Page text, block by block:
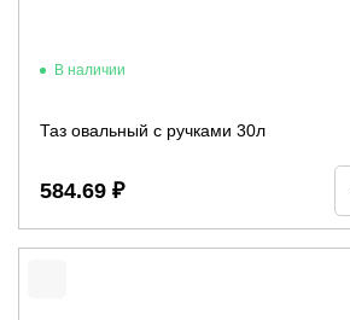
В наличии
Таз овальный с ручками 30л
584.69 ₽